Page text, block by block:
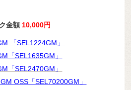
金額 10,000円
「SEL1224GM」
「SEL1635GM」
「SEL2470GM」
OSS「SEL70200GM」